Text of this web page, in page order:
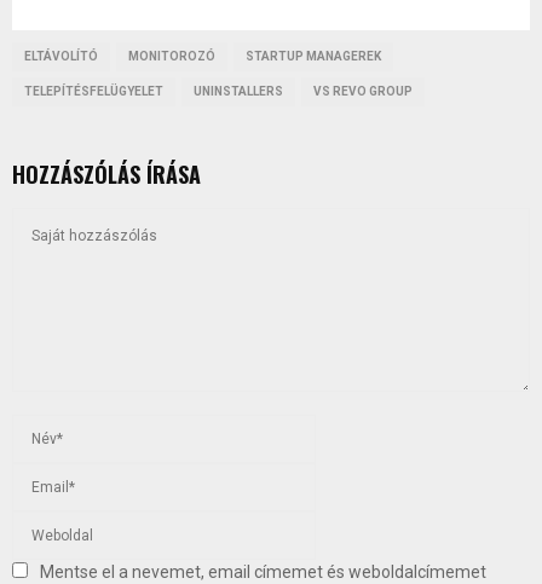
ELTÁVOLÍTÓ MONITOROZÓ STARTUP MANAGEREK
TELEPÍTÉSFELÜGYELET UNINSTALLERS VS REVO GROUP
HOZZÁSZÓLÁS ÍRÁSA
Mentse el a nevemet, email címemet és weboldalcímemet